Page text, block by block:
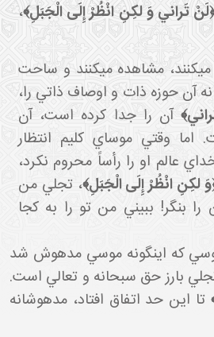
تَراني‏ وَ لكِنِ انْظُرْ إِلَى الْجَبَلِ﴾،
کنند، مشاهده مي کنند و ساحت
آن حوزه ذات و اوصاف ذاتي را،
آن را جدا کرده است، آن
وقتي موساي کليم انتظار
عالم او را رأساً محروم نکرد،
انْظُرْ إِلَى الْجَبَلِ﴾، تجلي من
بنگر! ببيني من تو را به کجا
که اين گونه موسي مدهوش شد
بارز حق سبحانه و تعالي است.
تا اين حد اتفاق افتاد، مدهوشانه